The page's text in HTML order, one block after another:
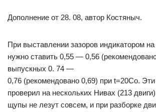
Дополнение от 28. 08, автор Костяныч.
При выставлении зазоров индикатором
нужно ставить 0,55 — 0,56
выпускных 0. 74 —
0,76 (рекомендовано 0,69) при t=20Cо.
проверил на нескольких Нивах (213
щупы не лезут совсем, и при разборке